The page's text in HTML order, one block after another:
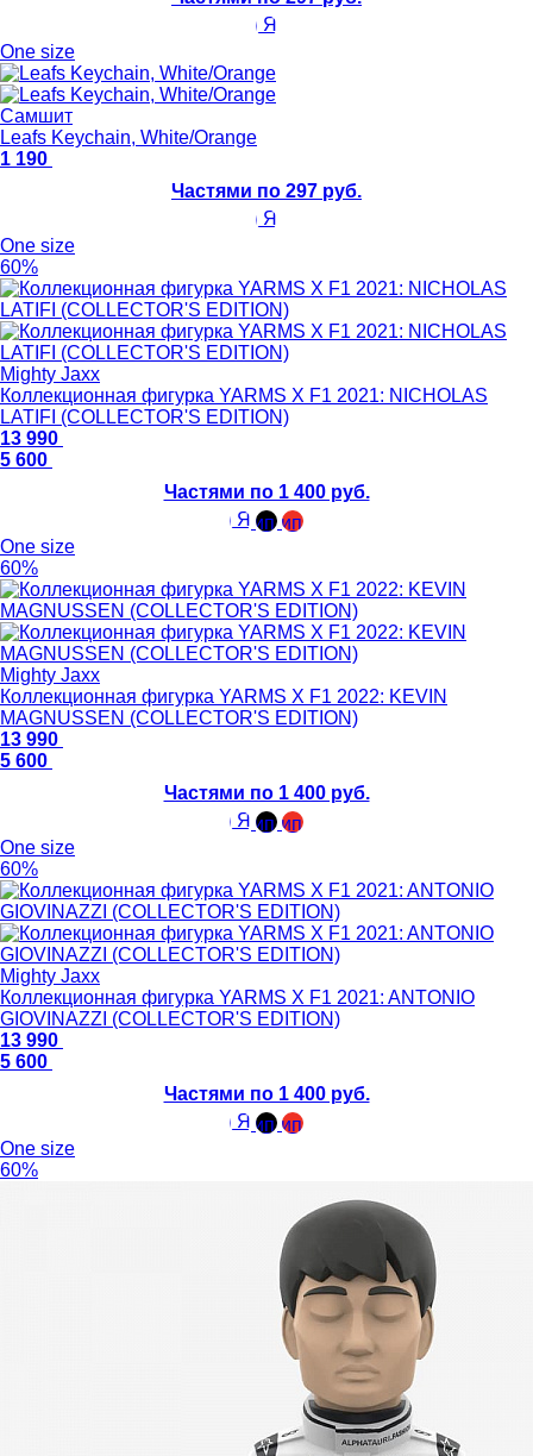
One size
Самшит
Leafs Keychain, White/Orange
1 190
Частями по 297 руб.
One size
60%
Mighty Jaxx
Коллекционная фигурка YARMS X F1 2021: NICHOLAS
LATIFI (COLLECTOR'S EDITION)
13 990
5 600
Частями по 1 400 руб.
One size
60%
Mighty Jaxx
Коллекционная фигурка YARMS X F1 2022: KEVIN
MAGNUSSEN (COLLECTOR'S EDITION)
13 990
5 600
Частями по 1 400 руб.
One size
60%
Mighty Jaxx
Коллекционная фигурка YARMS X F1 2021: ANTONIO
GIOVINAZZI (COLLECTOR'S EDITION)
13 990
5 600
Частями по 1 400 руб.
One size
60%